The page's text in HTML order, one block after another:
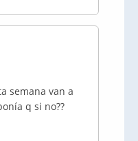
semana van a
q si no??